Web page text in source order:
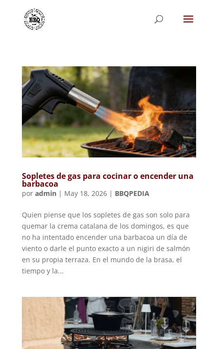
Sopletes de gas para cocinar o encender una
barbacoa
por admin| May 18, 2026| BBQPEDIA
Quien piense que los sopletes de gas son solo para
quemar la crema catalana de los domingos, es que
no ha intentado encender una barbacoa un día de
viento o darle el punto exacto a un nigiri de salmón
en su propia terraza. En el mundo de la brasa, el
tiempo y la...